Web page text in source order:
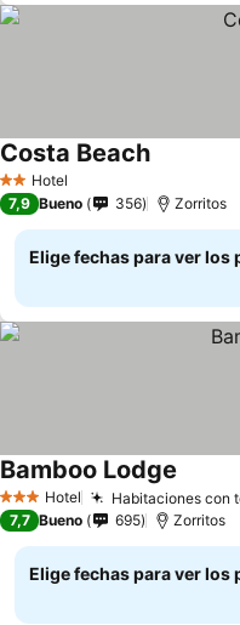
2 Estrellas
Hotel
Costa Beach
7,9 Bueno 356 Zorritos
Elige fechas para ver los
3 Estrellas
Hotel Habitaciones con
Bamboo Lodge
7,7 Bueno 695 Zorritos
Elige fechas para ver los